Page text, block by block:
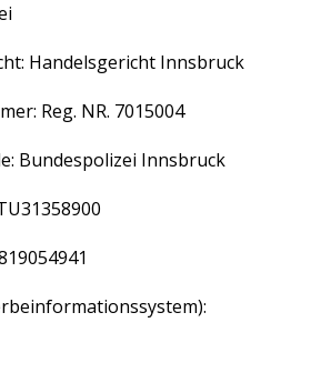
Handelsgericht Innsbruck
Reg. NR. 7015004
Bundespolizei Innsbruck